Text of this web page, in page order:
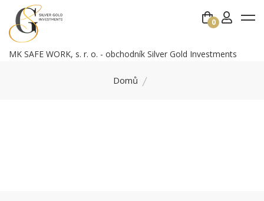
0
MK SAFE WORK, s. r. o. - obchodník Silver Gold Investments
Domů